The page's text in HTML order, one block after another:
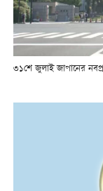
৩১শে জুলাই জাপানের